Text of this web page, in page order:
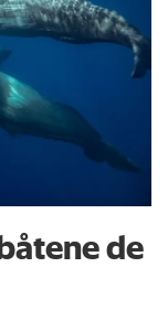
de